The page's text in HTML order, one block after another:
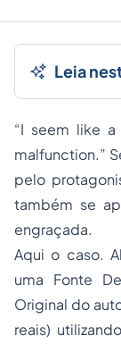
Leia
“I seem like
malfunction.”
pelo
também se
engraçada.
Aqui o caso.
uma Fonte
Original do
reais)